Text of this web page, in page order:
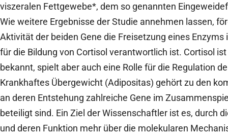
viszeralen Fettgewebe*, dem so genannten
Wie weitere Ergebnisse der Studie annehmen lassen,
Aktivität der beiden Gene die Freisetzung eines
für die Bildung von Cortisol verantwortlich ist. Cortisol
bekannt, spielt aber auch eine Rolle für die Regulation
Krankhaftes Übergewicht (Adipositas) gehört zu den
an deren Entstehung zahlreiche Gene im
beteiligt sind. Ein Ziel der Wissenschaftler ist es, durch
und deren Funktion mehr über die molekularen